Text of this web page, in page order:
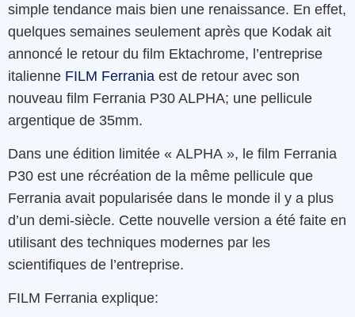
simple tendance mais bien une renaissance. En effet,
quelques semaines seulement après que Kodak ait
annoncé le retour du film Ektachrome, l’entreprise
italienne FILM Ferrania est de retour avec son
nouveau film Ferrania P30 ALPHA; une pellicule
argentique de 35mm.
Dans une édition limitée « ALPHA », le film Ferrania
P30 est une récréation de la même pellicule que
Ferrania avait popularisée dans le monde il y a plus
d’un demi-siècle. Cette nouvelle version a été faite en
utilisant des techniques modernes par les
scientifiques de l’entreprise.
FILM Ferrania explique: